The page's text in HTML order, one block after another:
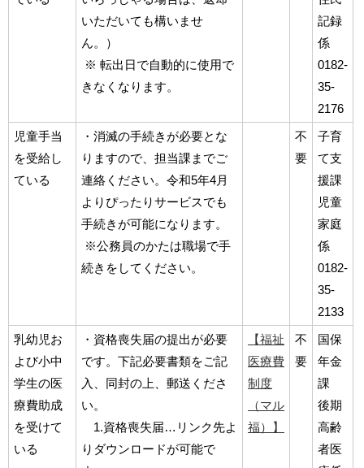
いただいても構いませ
ん。）
※ 転出日で自動的に使用で
きなくなります。
記録
係
0182-
35-
2176
児童手当
を受給し
ている
・消滅の手続きが必要とな
りますので、担当課までご
連絡ください。令和5年4月
よりぴったりサービスでも
手続きが可能になります。
※公務員のかたは職場で手
続きをしてください。
不
要
子育
て支
援課
児童
家庭
係
0182-
35-
2133
乳幼児お
よび小中
学生の医
療費助成
を受けて
いる
・資格喪失届の提出が必要
です。下記必要書類をご記
入、同封の上、郵送くださ
い。
1.資格喪失届…リンク先よ
りダウンロードが可能で
【福祉
医療費
制度
（マル
福）】
不
要
国保
年金
課
後期
高齢
者医